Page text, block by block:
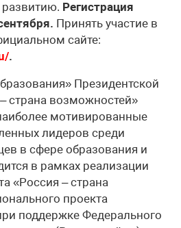
Регистрация
Принять участие в
сайте:
.
Президентской
страна возможностей»
мотивированные
лидеров среди
в сфере образования и
в рамках реализации
«Россия – страна
проекта
поддержке Федерального